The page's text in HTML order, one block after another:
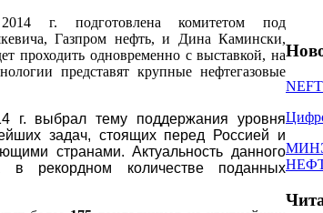
г. подготовлена комитетом под
Газпром нефть, и Дина Камински,
проходить одновременно с выставкой, на
представят крупные нефтегазовые
г. выбрал тему поддержания уровня
задач, стоящих перед Россией и
странами. Актуальность данного
в рекордном количестве поданных